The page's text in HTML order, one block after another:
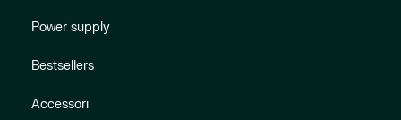
Power supply
Bestsellers
Accessori